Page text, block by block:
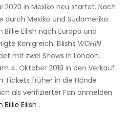
2020 in Mexiko neu startet. Nach
durch Mexiko und Südamerika
Eilish nach Europa und
Königreich. Eilishs WOHIN
mit zwei Shows in London.
4. Oktober 2019 in den Verkauf
Tickets früher in die Hände
als verifizierter Fan anmelden
Eilish .